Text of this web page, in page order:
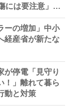
には要注意」
】
ーの増加」中小
経産省が新たな
が停電「見守り
！」離れて暮ら
動と対策